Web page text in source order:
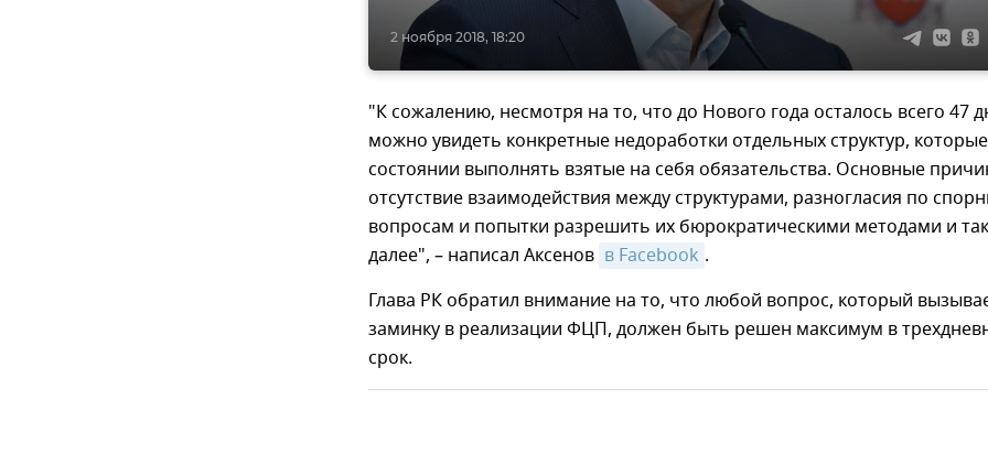
2 ноября 2018, 18:20
"К сожалению, несмотря на то, что до Нового года осталось всего 47
можно увидеть конкретные недоработки отдельных структур,
состоянии выполнять взятые на себя обязательства. Основные
отсутствие взаимодействия между структурами, разногласия по
вопросам и попытки разрешить их бюрократическими методами и так
далее", – написал Аксенов в Facebook .
Глава РК обратил внимание на то, что любой вопрос, который
заминку в реализации ФЦП, должен быть решен максимум в
срок.